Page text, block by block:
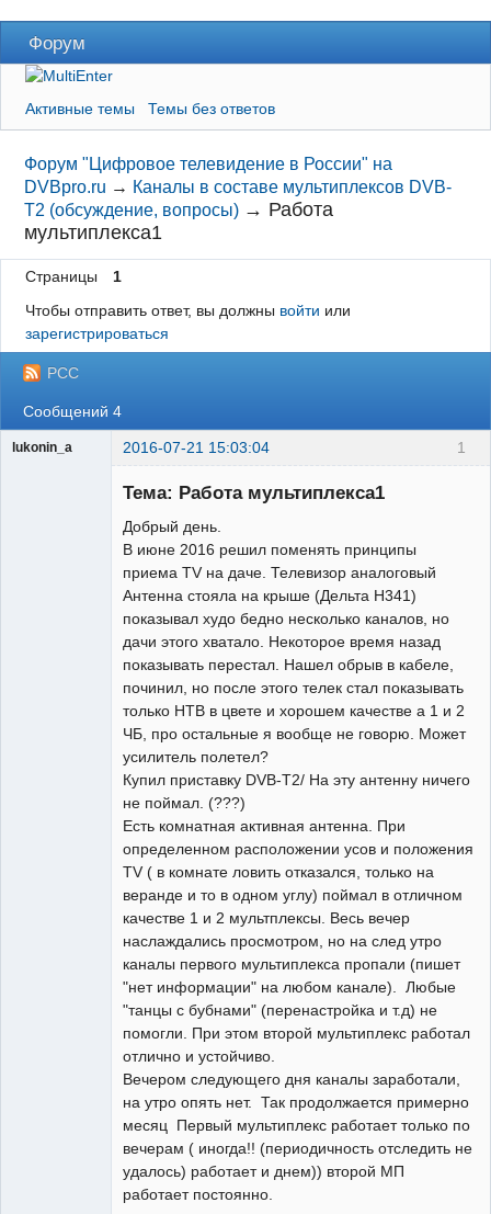
Форум
Активные темы Темы без ответов
Форум "Цифровое телевидение в России" на
DVBpro.ru → Каналы в составе мультиплексов DVB-
T2 (обсуждение, вопросы) → Работа
мультиплекса1
Страницы
1
Чтобы отправить ответ, вы должны войти или
зарегистрироваться
РСС
Сообщений 4
1
lukonin_a 2016-07-21 15:03:04
Тема: Работа мультиплекса1
Добрый день.
В июне 2016 решил поменять принципы
приема TV на даче. Телевизор аналоговый
Антенна стояла на крыше (Дельта Н341)
показывал худо бедно несколько каналов, но
дачи этого хватало. Некоторое время назад
показывать перестал. Нашел обрыв в кабеле,
починил, но после этого телек стал показывать
только НТВ в цвете и хорошем качестве а 1 и 2
ЧБ, про остальные я вообще не говорю. Может
усилитель полетел?
Купил приставку DVB-T2/ На эту антенну ничего
не поймал. (???)
Есть комнатная активная антенна. При
определенном расположении усов и положения
TV ( в комнате ловить отказался, только на
веранде и то в одном углу) поймал в отличном
качестве 1 и 2 мультплексы. Весь вечер
наслаждались просмотром, но на след утро
каналы первого мультиплекса пропали (пишет
"нет информации" на любом канале). Любые
"танцы с бубнами" (перенастройка и т.д) не
помогли. При этом второй мультиплекс работал
отлично и устойчиво.
Вечером следующего дня каналы заработали,
на утро опять нет. Так продолжается примерно
месяц Первый мультиплекс работает только по
вечерам ( иногда!! (периодичность отследить не
удалось) работает и днем)) второй МП
работает постоянно.